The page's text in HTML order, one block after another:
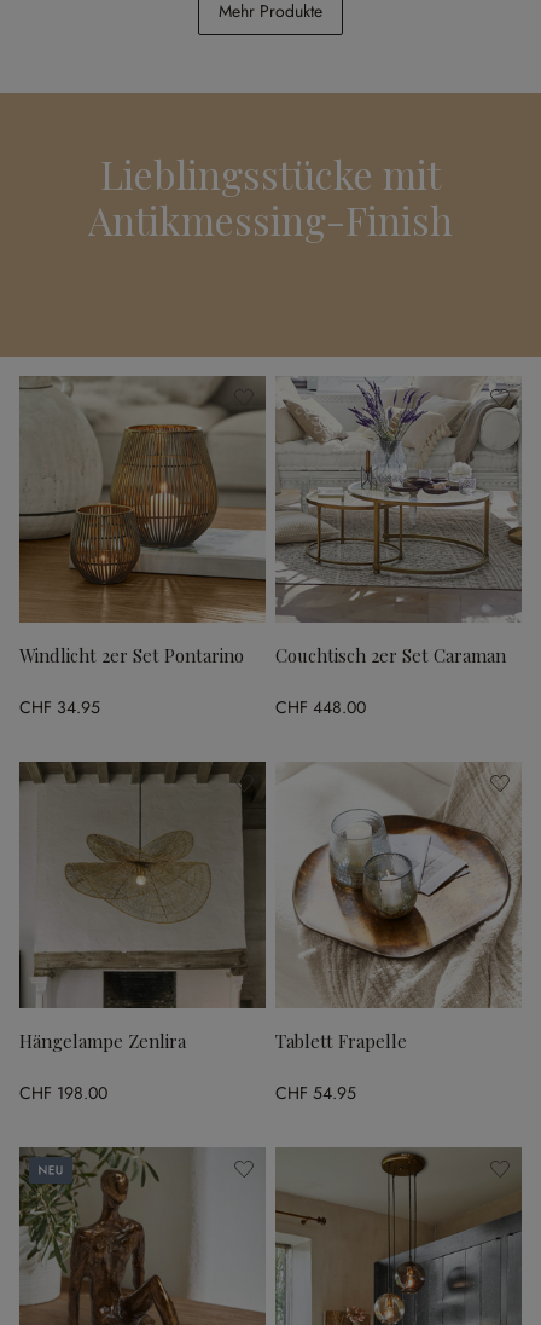
CHF 34.95
Mehr Produkte
Lieblingsstücke mit
Antikmessing-Finish
Windlicht 2er Set Pontarino
CHF 34.95
Couchtisch 2er Set Caraman
CHF 448.00
Hängelampe Zenlira
CHF 198.00
Tablett Frapelle
CHF 54.95
Neu